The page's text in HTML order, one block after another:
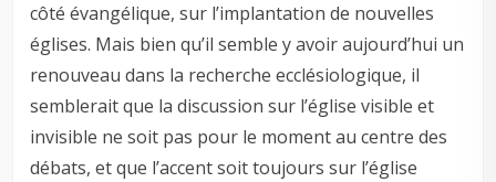
côté évangélique, sur l’implantation de nouvelles
églises. Mais bien qu’il semble y avoir aujourd’hui un
renouveau dans la recherche ecclésiologique, il
semblerait que la discussion sur l’église visible et
invisible ne soit pas pour le moment au centre des
débats, et que l’accent soit toujours sur l’église